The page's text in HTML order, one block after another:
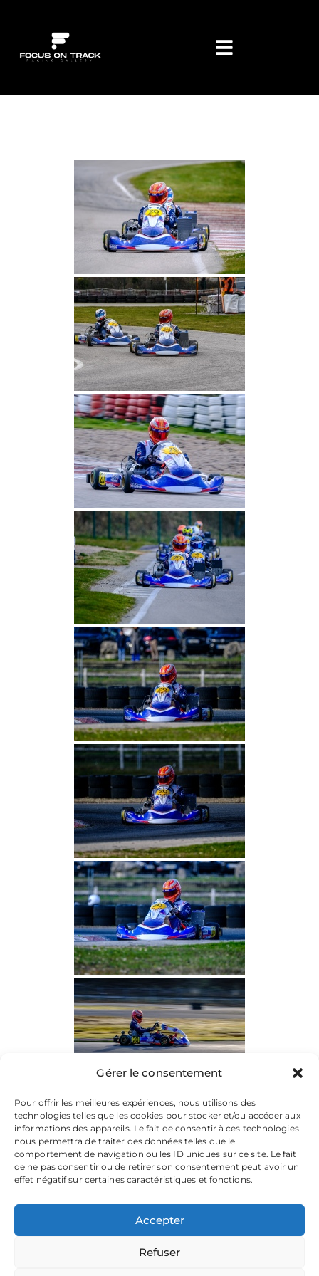
Gérer le consentement
Pour offrir les meilleures expériences, nous utilisons des
technologies telles que les cookies pour stocker et/ou accéder aux
informations des appareils. Le fait de consentir à ces technologies
nous permettra de traiter des données telles que le
comportement de navigation ou les ID uniques sur ce site. Le fait
de ne pas consentir ou de retirer son consentement peut avoir un
effet négatif sur certaines caractéristiques et fonctions.
Accepter
Refuser